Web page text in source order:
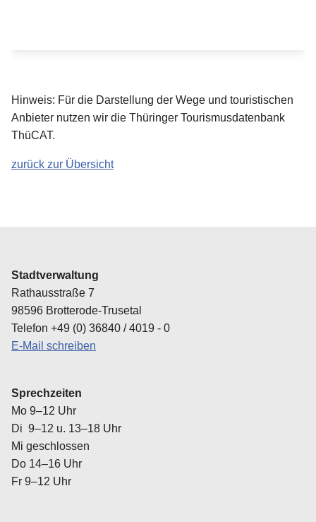
Hinweis: Für die Darstellung der Wege und touristischen
Anbieter nutzen wir die Thüringer Tourismusdatenbank
ThüCAT.
zurück zur Übersicht
Stadtverwaltung
Rathausstraße 7
98596 Brotterode-Trusetal
Telefon +49 (0) 36840 / 4019 - 0
E-Mail schreiben
Sprechzeiten
Mo 9–12 Uhr
Di 9–12 u. 13–18 Uhr
Mi geschlossen
Do 14–16 Uhr
Fr 9–12 Uhr